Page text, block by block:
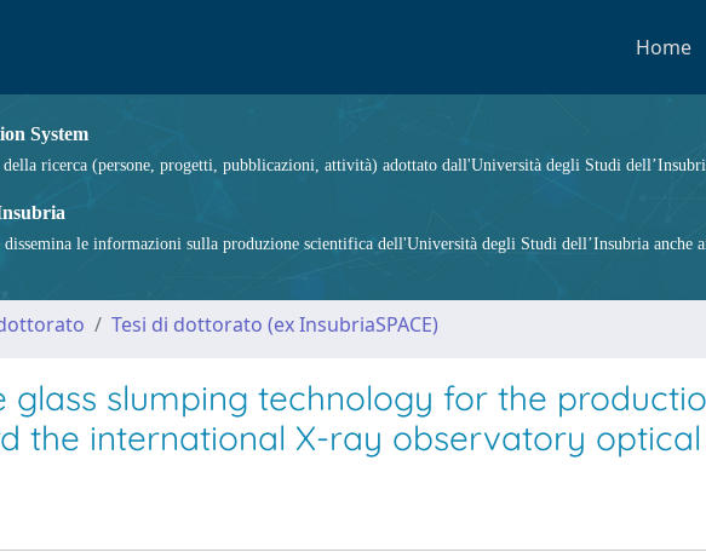
Home
System
ricerca (persone, progetti, pubblicazioni, attività) adottato dall'Università degli Studi
dissemina le informazioni sulla produzione scientifica dell'Università degli Studi dell’Insubria anche
Tesi di dottorato (ex InsubriaSPACE)
glass slumping technology for the
the international X-ray observatory